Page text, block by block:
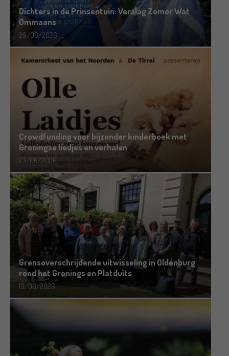
Dichters in de Prinsentuin: Verslag Zomor Wat
Ommaans
29/06/2026
Crowdfunding voor bijzonder kinderboek met
Groningse liedjes en verhalen
23/06/2026
Grensoverschrijdende uitwisseling in Oldenburg
rond het Gronings en Platduits
19/06/2026